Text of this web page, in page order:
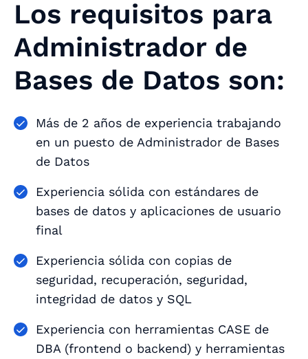
Los requisitos para
Administrador de
Bases de Datos son:
Más de 2 años de experiencia trabajando
en un puesto de Administrador de Bases
de Datos
Experiencia sólida con estándares de
bases de datos y aplicaciones de usuario
final
Experiencia sólida con copias de
seguridad, recuperación, seguridad,
integridad de datos y SQL
Experiencia con herramientas CASE de
DBA (frontend o backend) y herramientas